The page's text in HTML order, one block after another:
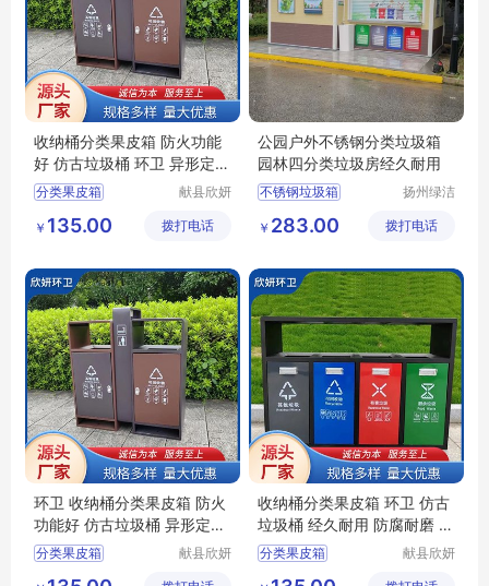
收纳桶分类果皮箱 防火功能
好 仿古垃圾桶 环卫 异形定制
欣妍
分类果皮箱
环卫分类果皮箱
收纳桶分类果皮箱
献县欣妍
制造有限
￥ 135.00 拨打电话
公园户外不锈钢分类垃圾箱
园林四分类垃圾房经久耐用
不锈钢垃圾箱
环卫垃圾箱
环卫果皮箱
扬州绿洁
有限公司
￥ 283.00 拨打电话
环卫 收纳桶分类果皮箱 防火
功能好 仿古垃圾桶 异形定制
欣妍
分类果皮箱
献县欣妍
收纳桶分类果皮箱 环卫 仿古
垃圾桶 经久耐用 防腐耐磨 欣
妍
分类果皮箱
献县欣妍